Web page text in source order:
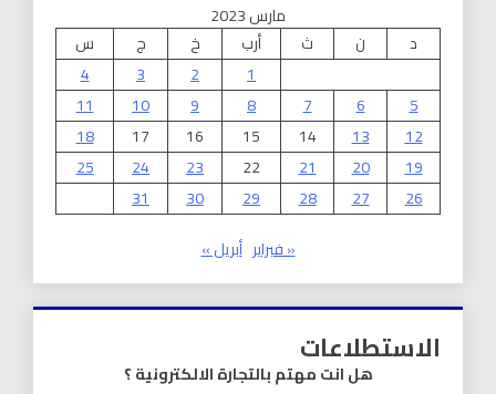
مارس 2023
د
ن ث أرب خ ج
س
1
2
3
4
5
6
7
8
9
10
11
12
13
14
15
16
17
18
19
20
21
22
23
24
25
26
27
28
29
30
31
« فبراير أبريل »
الاستطلاعات
هل انت مهتم بالتجارة الالكترونية ؟